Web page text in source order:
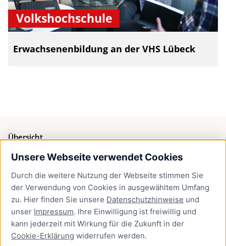
Unsere Webseite verwendet Cookies
Durch die weitere Nutzung der Webseite stimmen Sie
der Verwendung von Cookies in ausgewähltem Umfang
zu. Hier finden Sie unsere Datenschutzhinweise und
unser Impressum. Ihre Einwilligung ist freiwillig und
kann jederzeit mit Wirkung für die Zukunft in der
Cookie-Erklärung widerrufen werden.
Volkshochschule
Erwachsenenbildung an der VHS Lübeck
Übersicht
Bürgerservice
Presse
Newsletter Lübeck:kompakt
Kontakt
Kontakt